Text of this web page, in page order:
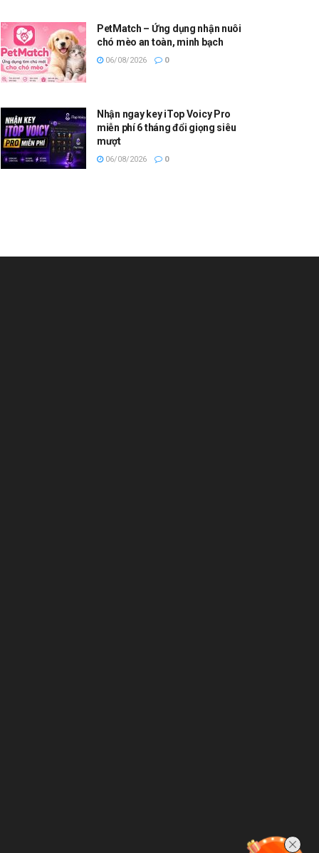
PetMatch – Ứng dụng nhận nuôi
chó mèo an toàn, minh bạch
06/08/2026 0
Nhận ngay key iTop Voicy Pro
miễn phí 6 tháng đổi giọng siêu
mượt
06/08/2026 0